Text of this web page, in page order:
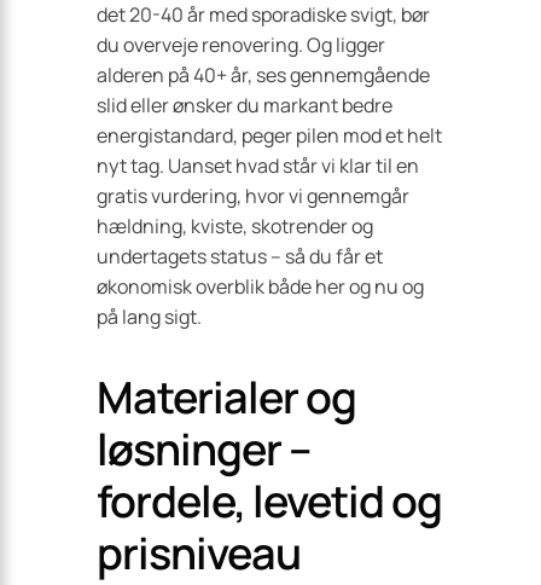
det 20-40 år med sporadiske svigt, bør
du overveje renovering. Og ligger
alderen på 40+ år, ses gennemgående
slid eller ønsker du markant bedre
energistandard, peger pilen mod et helt
nyt tag. Uanset hvad står vi klar til en
gratis vurdering, hvor vi gennemgår
hældning, kviste, skotrender og
undertagets status – så du får et
økonomisk overblik både her og nu og
på lang sigt.
Materialer og
løsninger –
fordele, levetid og
prisniveau